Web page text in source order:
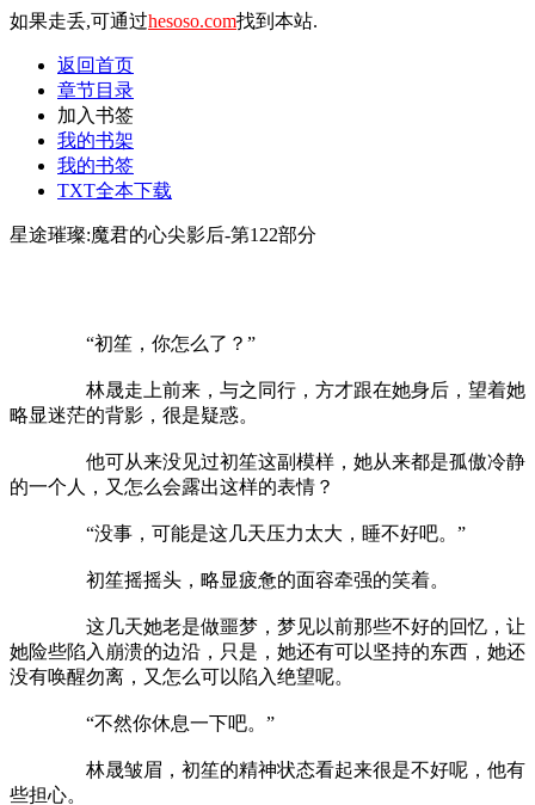
如果走丢,可通过hesoso.com找到本站.
返回首页
章节目录
加入书签
我的书架
我的书签
TXT全本下载
星途璀璨:魔君的心尖影后-第122部分
“初笙，你怎么了？”
林晟走上前来，与之同行，方才跟在她身后，望着她
略显迷茫的背影，很是疑惑。
他可从来没见过初笙这副模样，她从来都是孤傲冷静
的一个人，又怎么会露出这样的表情？
“没事，可能是这几天压力太大，睡不好吧。”
初笙摇摇头，略显疲惫的面容牵强的笑着。
这几天她老是做噩梦，梦见以前那些不好的回忆，让
她险些陷入崩溃的边沿，只是，她还有可以坚持的东西，她还
没有唤醒勿离，又怎么可以陷入绝望呢。
“不然你休息一下吧。”
林晟皱眉，初笙的精神状态看起来很是不好呢，他有
些担心。